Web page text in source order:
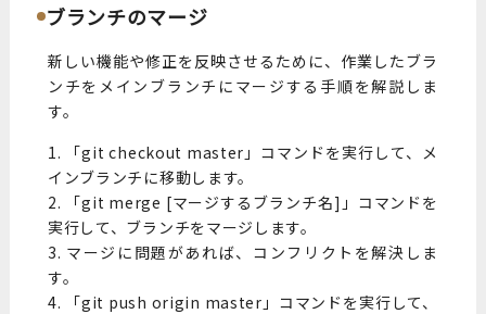
ブランチのマージ
新しい機能や修正を反映させるために、作業したブラ
ンチをメインブランチにマージする手順を解説しま
す。
1. 「git checkout master」コマンドを実行して、メ
インブランチに移動します。
2. 「git merge [マージするブランチ名]」コマンドを
実行して、ブランチをマージします。
3. マージに問題があれば、コンフリクトを解決しま
す。
4. 「git push origin master」コマンドを実行して、